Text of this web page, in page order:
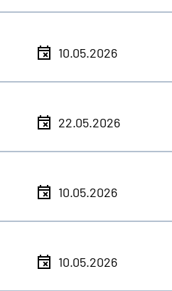
10.05.2026
22.05.2026
10.05.2026
10.05.2026